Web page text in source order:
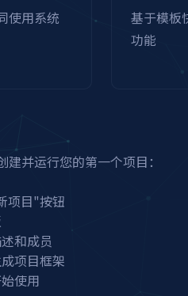
使用系统
基于模板
功能
并运行您的第一个项目：
项目"按钮
和成员
项目框架
使用